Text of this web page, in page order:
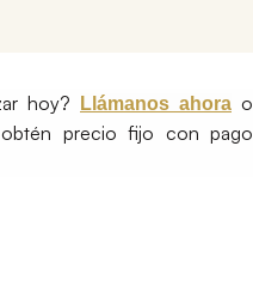
hoy? Llámanos ahora o
precio fijo con pago